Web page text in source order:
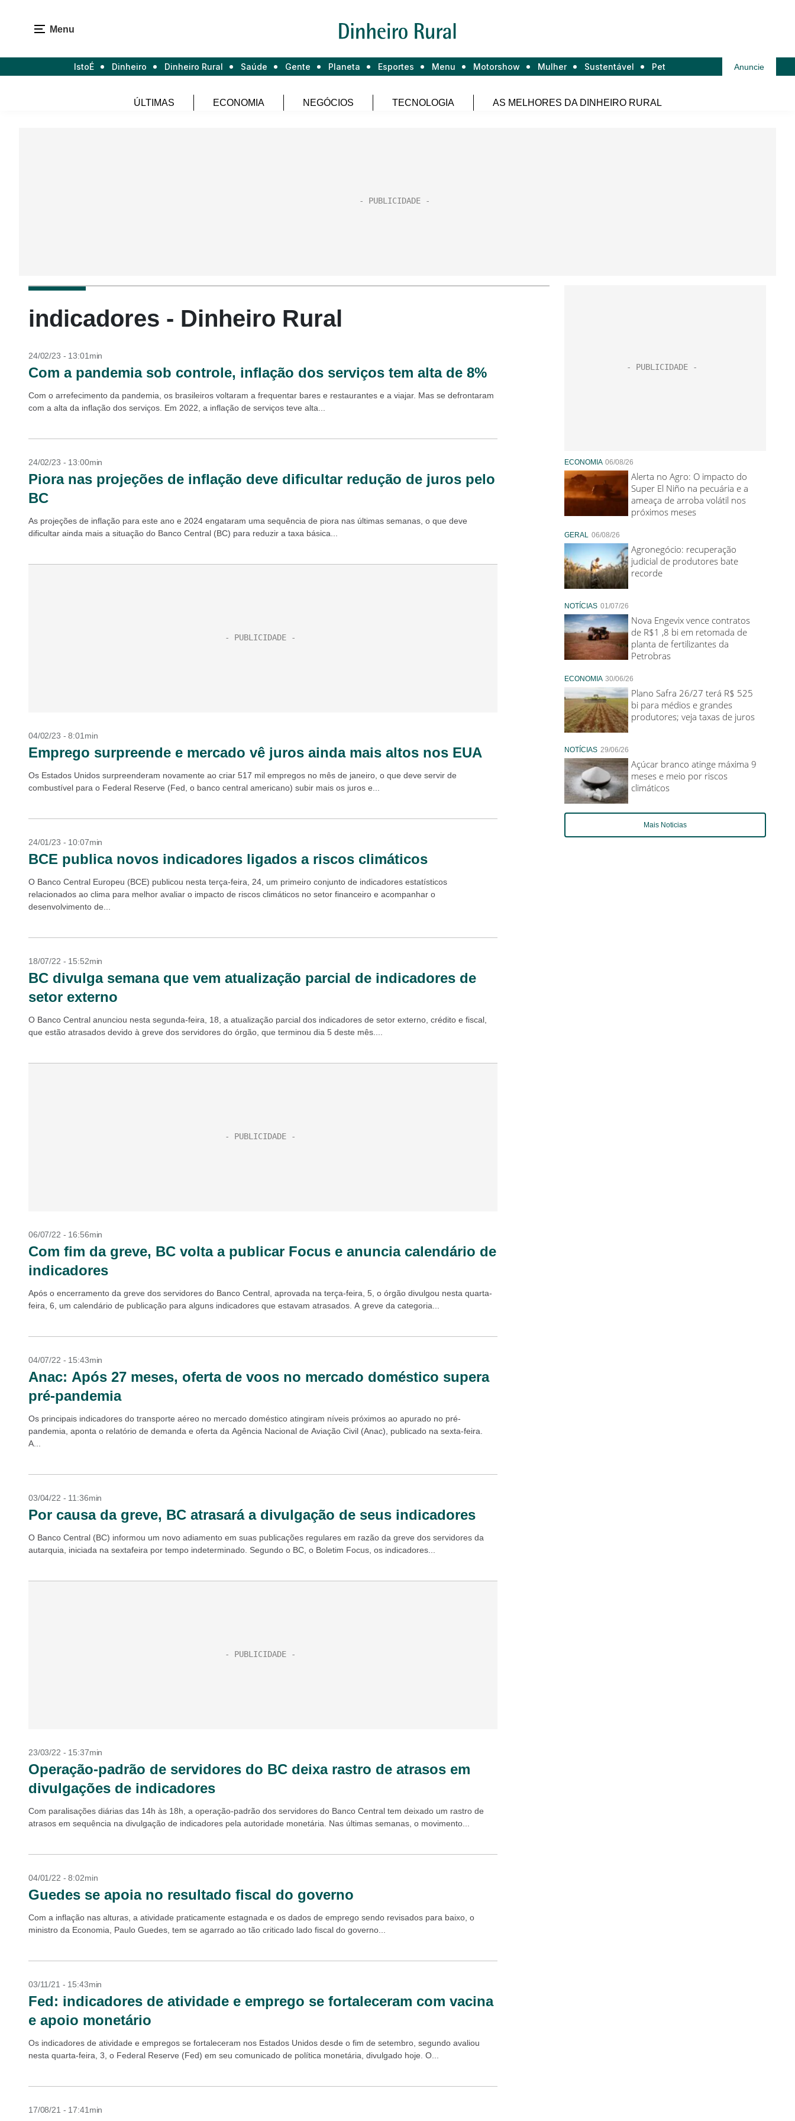
Menu
IstoÉ Dinheiro Dinheiro Rural Saúde Gente Planeta Esportes Menu Motorshow Mulher Sustentável Pet Anuncie
ÚLTIMAS ECONOMIA NEGÓCIOS TECNOLOGIA AS MELHORES DA DINHEIRO RURAL
indicadores - Dinheiro Rural
24/02/23 - 13:01min
Com a pandemia sob controle, inflação dos serviços tem alta de 8%
Com o arrefecimento da pandemia, os brasileiros voltaram a frequentar bares e restaurantes e a viajar. Mas se defrontaram
com a alta da inflação dos serviços. Em 2022, a inflação de serviços teve alta...
24/02/23 - 13:00min
Piora nas projeções de inflação deve dificultar redução de juros pelo
BC
As projeções de inflação para este ano e 2024 engataram uma sequência de piora nas últimas semanas, o que deve
dificultar ainda mais a situação do Banco Central (BC) para reduzir a taxa básica...
04/02/23 - 8:01min
Emprego surpreende e mercado vê juros ainda mais altos nos EUA
Os Estados Unidos surpreenderam novamente ao criar 517 mil empregos no mês de janeiro, o que deve servir de
combustível para o Federal Reserve (Fed, o banco central americano) subir mais os juros e...
24/01/23 - 10:07min
BCE publica novos indicadores ligados a riscos climáticos
O Banco Central Europeu (BCE) publicou nesta terça-feira, 24, um primeiro conjunto de indicadores estatísticos
relacionados ao clima para melhor avaliar o impacto de riscos climáticos no setor financeiro e acompanhar o
desenvolvimento de...
18/07/22 - 15:52min
BC divulga semana que vem atualização parcial de indicadores de
setor externo
O Banco Central anunciou nesta segunda-feira, 18, a atualização parcial dos indicadores de setor externo, crédito e fiscal,
que estão atrasados devido à greve dos servidores do órgão, que terminou dia 5 deste mês....
06/07/22 - 16:56min
Com fim da greve, BC volta a publicar Focus e anuncia calendário de
indicadores
Após o encerramento da greve dos servidores do Banco Central, aprovada na terça-feira, 5, o órgão divulgou nesta quarta-
feira, 6, um calendário de publicação para alguns indicadores que estavam atrasados. A greve da categoria...
04/07/22 - 15:43min
Anac: Após 27 meses, oferta de voos no mercado doméstico supera
pré-pandemia
Os principais indicadores do transporte aéreo no mercado doméstico atingiram níveis próximos ao apurado no pré-
pandemia, aponta o relatório de demanda e oferta da Agência Nacional de Aviação Civil (Anac), publicado na sexta-feira.
A...
03/04/22 - 11:36min
Por causa da greve, BC atrasará a divulgação de seus indicadores
O Banco Central (BC) informou um novo adiamento em suas publicações regulares em razão da greve dos servidores da
autarquia, iniciada na sextafeira por tempo indeterminado. Segundo o BC, o Boletim Focus, os indicadores...
23/03/22 - 15:37min
Operação-padrão de servidores do BC deixa rastro de atrasos em
divulgações de indicadores
Com paralisações diárias das 14h às 18h, a operação-padrão dos servidores do Banco Central tem deixado um rastro de
atrasos em sequência na divulgação de indicadores pela autoridade monetária. Nas últimas semanas, o movimento...
04/01/22 - 8:02min
Guedes se apoia no resultado fiscal do governo
Com a inflação nas alturas, a atividade praticamente estagnada e os dados de emprego sendo revisados para baixo, o
ministro da Economia, Paulo Guedes, tem se agarrado ao tão criticado lado fiscal do governo...
03/11/21 - 15:43min
Fed: indicadores de atividade e emprego se fortaleceram com vacina
e apoio monetário
Os indicadores de atividade e empregos se fortaleceram nos Estados Unidos desde o fim de setembro, segundo avaliou
nesta quarta-feira, 3, o Federal Reserve (Fed) em seu comunicado de política monetária, divulgado hoje. O...
17/08/21 - 17:41min
ECONOMIA 06/08/26
Alerta no Agro: O impacto do
Super El Niño na pecuária e a
ameaça de arroba volátil nos
próximos meses
GERAL 06/08/26
Agronegócio: recuperação
judicial de produtores bate
recorde
NOTÍCIAS 01/07/26
Nova Engevix vence contratos
de R$1 ,8 bi em retomada de
planta de fertilizantes da
Petrobras
ECONOMIA 30/06/26
Plano Safra 26/27 terá R$ 525
bi para médios e grandes
produtores; veja taxas de juros
NOTÍCIAS 29/06/26
Açúcar branco atinge máxima 9
meses e meio por riscos
climáticos
Mais Noticias